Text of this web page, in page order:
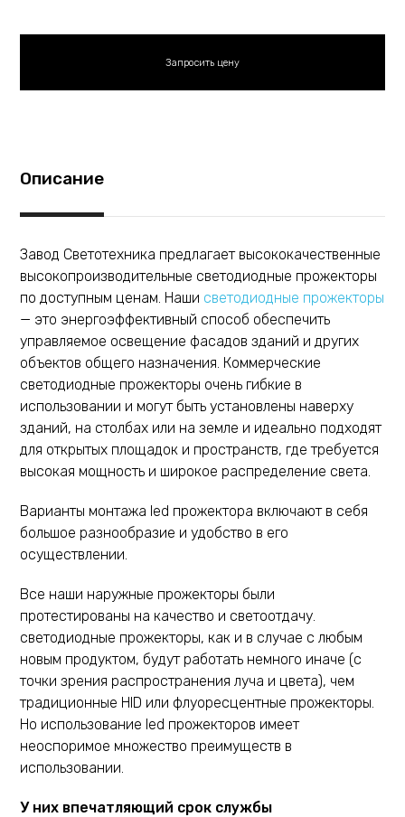
Описание
Завод Светотехника предлагает высококачественные
высокопроизводительные светодиодные прожекторы
по доступным ценам. Наши светодиодные прожекторы
— это энергоэффективный способ обеспечить
управляемое освещение фасадов зданий и других
объектов общего назначения. Коммерческие
светодиодные прожекторы очень гибкие в
использовании и могут быть установлены наверху
зданий, на столбах или на земле и идеально подходят
для открытых площадок и пространств, где требуется
высокая мощность и широкое распределение света.
Варианты монтажа led прожектора включают в себя
большое разнообразие и удобство в его
осуществлении.
Все наши наружные прожекторы были
протестированы на качество и светоотдачу.
светодиодные прожекторы, как и в случае с любым
новым продуктом, будут работать немного иначе (с
точки зрения распространения луча и цвета), чем
традиционные HID или флуоресцентные прожекторы.
Но использование led прожекторов имеет
неоспоримое множество преимуществ в
использовании.
У них впечатляющий срок службы